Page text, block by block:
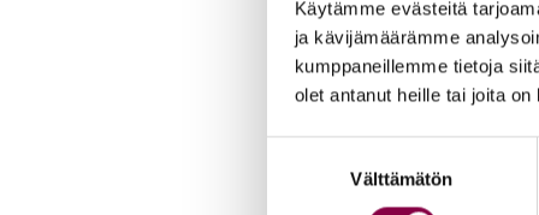
Käytämme evästeitä
ja kävijämäärämme
kumppaneillemme tietoja
olet antanut heille tai joita
Välttämätön